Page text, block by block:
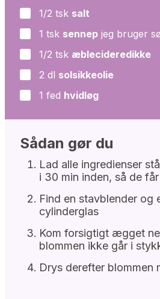
▢
1/2 tsk salt
▢
1 tsk sennep jeg bruger
▢
1/2 tsk æblecideredikke
▢
2 dl solsikkeolie
▢
1 fed hvidløg
Sådan gør du
Lad alle ingredienser
i 30 min inden, så de
Find en stavblender og
cylinderglas
Kom forsigtigt ægget
blommen ikke går i
Drys derefter blommen